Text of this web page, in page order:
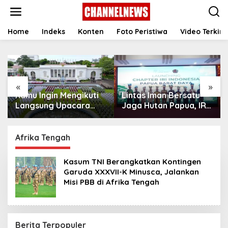
t
Home Indeks Konten Foto Peristiwa Video Terkini
« »
Kamu Ingin Mengikuti
Langsung Upacara
HUT Ke-81
Istana? Ini Link
Pendaftaran Resminya
di Sini
Lintas Iman Bersatu
Jaga Hutan Papua, IRI
Indonesia Resmikan
Afrika Tengah
Kasum TNI Berangkatkan Kontingen
Garuda XXXVII-K Minusca, Jalankan
Misi PBB di Afrika Tengah
Berita Terpopuler